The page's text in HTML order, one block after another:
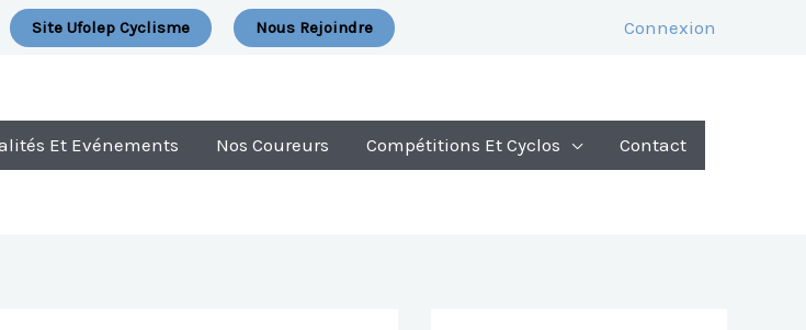
Site Ufolep Cyclisme Nous Rejoindre Connexion
Et Evénements Nos Coureurs Compétitions Et Cyclos Contact